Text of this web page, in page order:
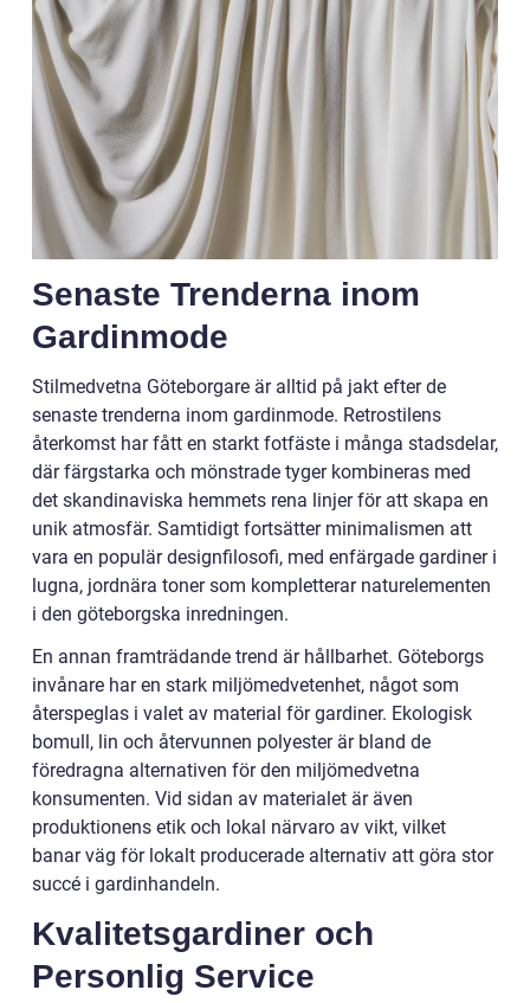
Senaste Trenderna inom
Gardinmode
Stilmedvetna Göteborgare är alltid på jakt efter de
senaste trenderna inom gardinmode. Retrostilens
återkomst har fått en starkt fotfäste i många stadsdelar,
där färgstarka och mönstrade tyger kombineras med
det skandinaviska hemmets rena linjer för att skapa en
unik atmosfär. Samtidigt fortsätter minimalismen att
vara en populär designfilosofi, med enfärgade gardiner i
lugna, jordnära toner som kompletterar naturelementen
i den göteborgska inredningen.
En annan framträdande trend är hållbarhet. Göteborgs
invånare har en stark miljömedvetenhet, något som
återspeglas i valet av material för gardiner. Ekologisk
bomull, lin och återvunnen polyester är bland de
föredragna alternativen för den miljömedvetna
konsumenten. Vid sidan av materialet är även
produktionens etik och lokal närvaro av vikt, vilket
banar väg för lokalt producerade alternativ att göra stor
succé i gardinhandeln.
Kvalitetsgardiner och
Personlig Service